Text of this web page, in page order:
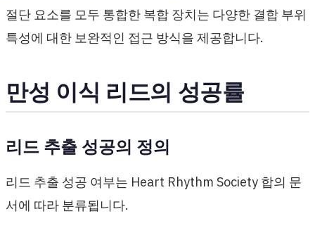
절단 요소를 모두 통합한 복합 장치는 다양한 결합 부위
특성에 대한 보완적인 접근 방식을 제공합니다.
만성 이식 리드의 성공률
리드 추출 성공의 정의
리드 추출 성공 여부는 Heart Rhythm Society 합의 문
서에 따라 분류됩니다.